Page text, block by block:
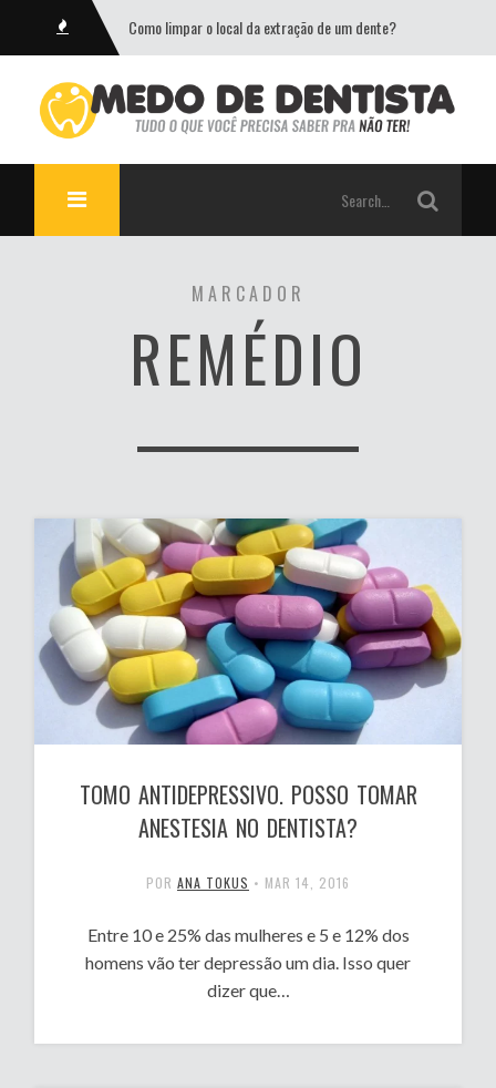
Como limpar o local da extração de um dente?
MARCADOR
REMÉDIO
TOMO ANTIDEPRESSIVO. POSSO TOMAR
ANESTESIA NO DENTISTA?
POR ANA TOKUS • MAR 14, 2016
Entre 10 e 25% das mulheres e 5 e 12% dos
homens vão ter depressão um dia. Isso quer
dizer que…